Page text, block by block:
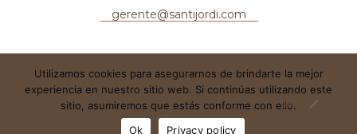
gerente@santijordi.com
© 2023 THE WINE HUNTER COMPANY
Utilizamos cookies para asegurarnos de brindarte la mejor
experiencia en nuestro sitio web. Si continúas utilizando este
sitio, asumiremos que estás conforme con ello.
Ok
Privacy policy